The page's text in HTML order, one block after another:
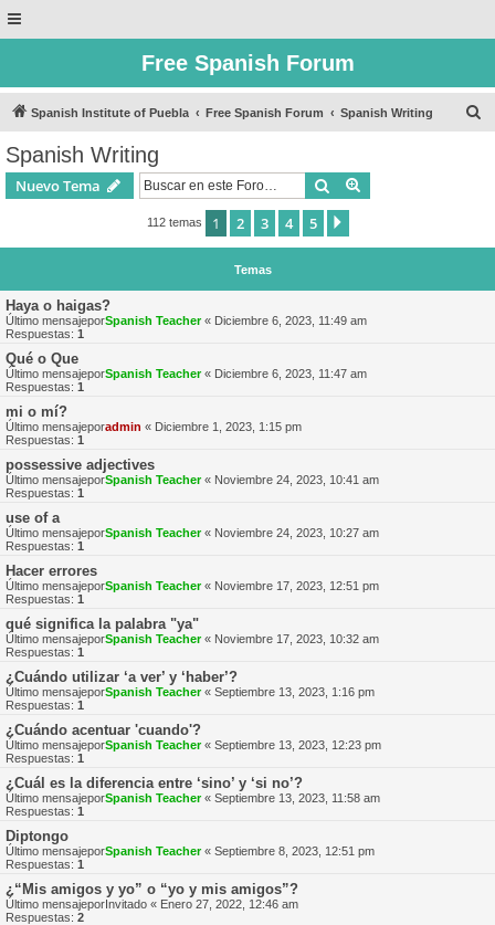
Free Spanish Forum
Spanish Institute of Puebla Free Spanish Forum Spanish Writing
Spanish Writing
Nuevo Tema Buscar
112 temas 1 2 3 4 5
Temas
Haya o haigas?
Último mensajeporSpanish Teacher« Diciembre 6, 2023, 11:49 am
Respuestas: 1
Qué o Que
Último mensajeporSpanish Teacher« Diciembre 6, 2023, 11:47 am
Respuestas: 1
mi o mí?
Último mensajeporadmin « Diciembre 1, 2023, 1:15 pm
Respuestas: 1
possessive adjectives
Último mensajeporSpanish Teacher« Noviembre 24, 2023, 10:41 am
Respuestas: 1
use of a
Último mensajeporSpanish Teacher« Noviembre 24, 2023, 10:27 am
Respuestas: 1
Hacer errores
Último mensajeporSpanish Teacher« Noviembre 17, 2023, 12:51 pm
Respuestas: 1
qué significa la palabra "ya"
Último mensajeporSpanish Teacher« Noviembre 17, 2023, 10:32 am
Respuestas: 1
¿Cuándo utilizar ‘a ver’ y ‘haber’?
Último mensajeporSpanish Teacher« Septiembre 13, 2023, 1:16 pm
Respuestas: 1
¿Cuándo acentuar 'cuando'?
Último mensajeporSpanish Teacher« Septiembre 13, 2023, 12:23 pm
Respuestas: 1
¿Cuál es la diferencia entre ‘sino’ y ‘si no’?
Último mensajeporSpanish Teacher« Septiembre 13, 2023, 11:58 am
Respuestas: 1
Diptongo
Último mensajeporSpanish Teacher« Septiembre 8, 2023, 12:51 pm
Respuestas: 1
¿“Mis amigos y yo” o “yo y mis amigos”?
Último mensajeporInvitado « Enero 27, 2022, 12:46 am
Respuestas: 2